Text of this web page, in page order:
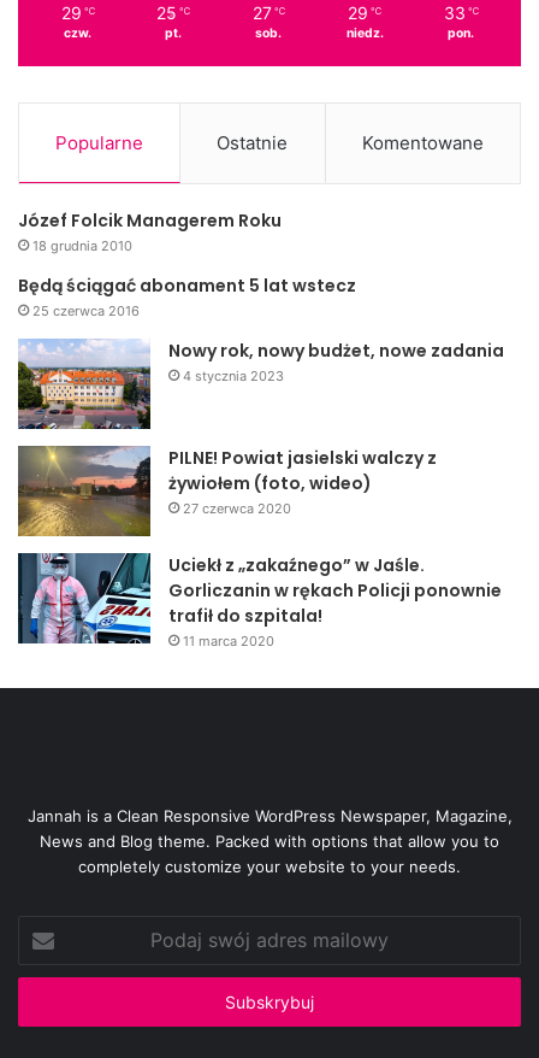
29 ℃
czw.
25 ℃
pt.
27 ℃
sob.
29 ℃
niedz.
33 ℃
pon.
Popularne Ostatnie Komentowane
Józef Folcik Managerem Roku
18 grudnia 2010
Będą ściągać abonament 5 lat wstecz
25 czerwca 2016
Nowy rok, nowy budżet, nowe zadania
4 stycznia 2023
PILNE! Powiat jasielski walczy z
żywiołem (foto, wideo)
27 czerwca 2020
Uciekł z „zakaźnego” w Jaśle.
Gorliczanin w rękach Policji ponownie
trafił do szpitala!
11 marca 2020
Jannah is a Clean Responsive WordPress Newspaper, Magazine,
News and Blog theme. Packed with options that allow you to
completely customize your website to your needs.
swój
adres